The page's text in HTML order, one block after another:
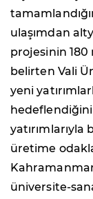
ulaşımdan
projesinin
belirten Vali
yeni
üretime
üniversite-